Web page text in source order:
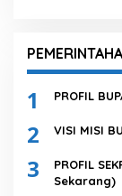
1 PROFIL
2 VISI MISI
3
PROFIL
Sekarang)